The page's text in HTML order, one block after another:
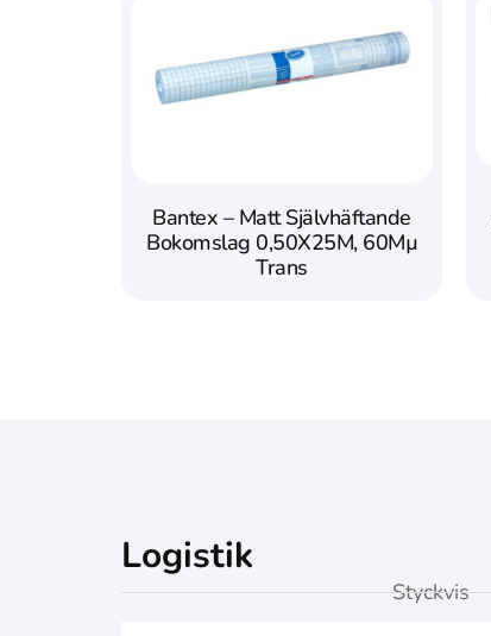
Bantex – Matt Självhäftande
Bokomslag 0,50X25M, 60Mµ
Trans
Logistik
Styckvis